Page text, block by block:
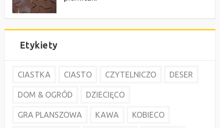
Etykiety
CIASTKA CIASTO CZYTELNICZO DESER
DOM & OGRÓD DZIECIĘCO
GRA PLANSZOWA KAWA KOBIECO